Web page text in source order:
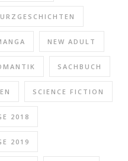
NEW ADULT
SACHBUCH
SCIENCE FICTION
2018
2019